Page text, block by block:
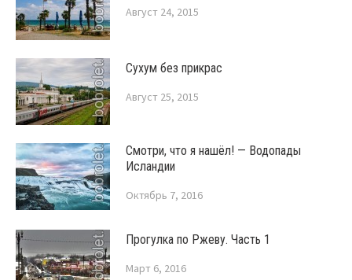
Август 24, 2015
Сухум без прикрас
Август 25, 2015
Смотри, что я нашёл! — Водопады
Исландии
Октябрь 7, 2016
Прогулка по Ржеву. Часть 1
Март 6, 2016